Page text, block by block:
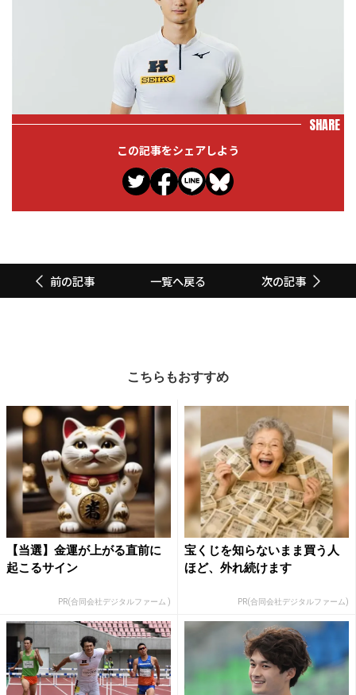
SHARE
この記事をシェアしよう
前の記事 一覧へ戻る 次の記事
こちらもおすすめ
【当選】金運が上がる直前に
起こるサイン
PR(合同会社デジタルファーム )
宝くじを知らないまま買う人
ほど、外れ続けます
PR(合同会社デジタルファーム)